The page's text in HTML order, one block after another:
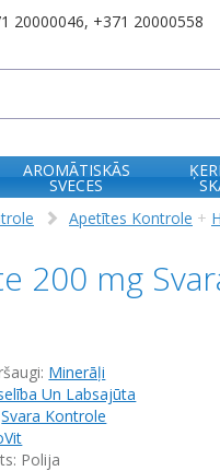
20000046, +371 20000558
AROMĀTISKĀS
SVECES
Apetītes Kontrole +
200 mg
Minerāļi
Un Labsajūta
Svara Kontrole
Polija